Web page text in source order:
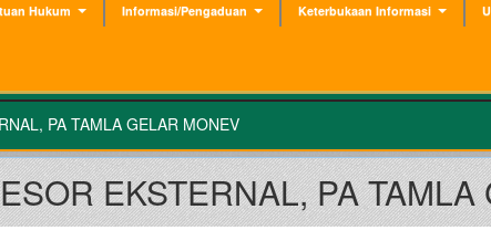
Hukum Informasi/Pengaduan Keterbukaan Informasi
PA TAMLA GELAR MONEV
EKSTERNAL, PA